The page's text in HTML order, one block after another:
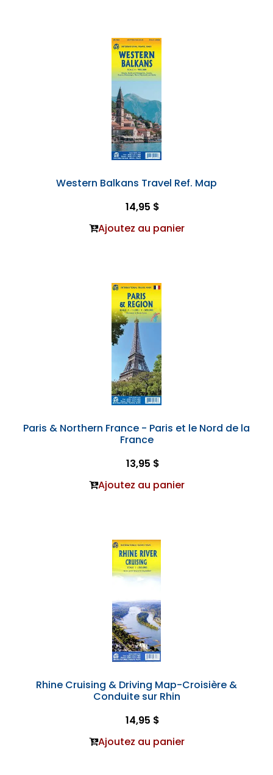
Western Balkans Travel Ref. Map
14,95 $
Ajoutez au panier
Paris & Northern France - Paris et le Nord de la
France
13,95 $
Ajoutez au panier
Rhine Cruising & Driving Map-Croisière &
Conduite sur Rhin
14,95 $
Ajoutez au panier